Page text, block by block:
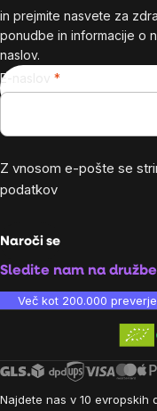
in prejmite nasvete za
ponudbe in informacije o
naslov.
E-naslov
Z vnosom e-pošte se
podatkov
Naroči se
Sledite nam na
Več kot 200.000
Najdete nas v 10 evropskih